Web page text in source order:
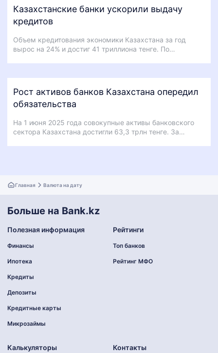
Казахстанские банки ускорили выдачу
кредитов
Объем кредитования экономики Казахстана за год
вырос на 24% и достиг 41 триллиона тенге. По…
Рост активов банков Казахстана опередил
обязательства
На 1 июня 2025 года совокупные активы банковского
сектора Казахстана достигли 63,3 трлн тенге. За…
Главная Валюта на дату
Больше на Bank.kz
Полезная информация
Финансы
Ипотека
Кредиты
Депозиты
Кредитные карты
Микрозаймы
Рейтинги
Топ банков
Рейтинг МФО
Калькуляторы Контакты